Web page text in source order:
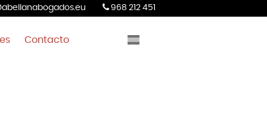
968 212 451
Contacto